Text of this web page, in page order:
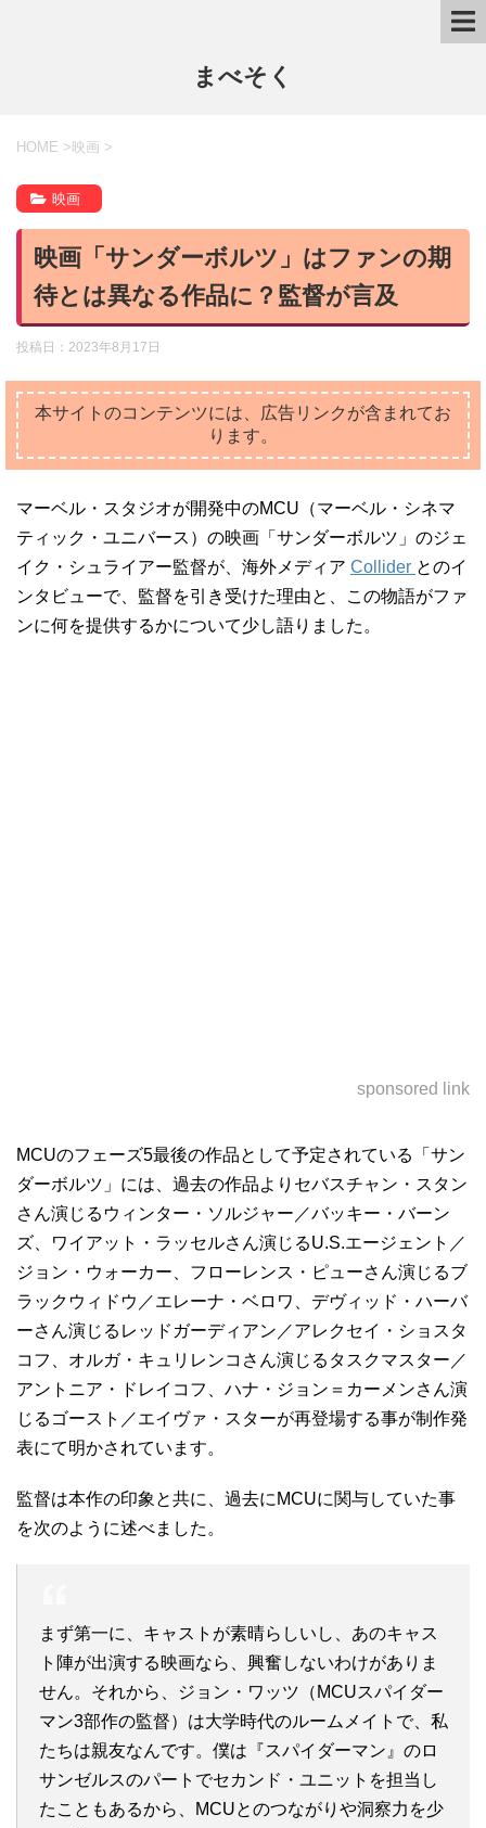
まべそく
HOME > 映画 >
映画
映画「サンダーボルツ」はファンの期
待とは異なる作品に？監督が言及
投稿日： 2023年8月17日
本サイトのコンテンツには、広告リンクが含まれてお
ります。
マーベル・スタジオが開発中のMCU（マーベル・シネマ
ティック・ユニバース）の映画「サンダーボルツ」のジェ
イク・シュライアー監督が、海外メディア Collider とのイ
ンタビューで、監督を引き受けた理由と、この物語がファ
ンに何を提供するかについて少し語りました。
sponsored link
MCUのフェーズ5最後の作品として予定されている「サン
ダーボルツ」には、過去の作品よりセバスチャン・スタン
さん演じるウィンター・ソルジャー／バッキー・バーン
ズ、ワイアット・ラッセルさん演じるU.S.エージェント／
ジョン・ウォーカー、フローレンス・ピューさん演じるブ
ラックウィドウ／エレーナ・ベロワ、デヴィッド・ハーバ
ーさん演じるレッドガーディアン／アレクセイ・ショスタ
コフ、オルガ・キュリレンコさん演じるタスクマスター／
アントニア・ドレイコフ、ハナ・ジョン＝カーメンさん演
じるゴースト／エイヴァ・スターが再登場する事が制作発
表にて明かされています。
監督は本作の印象と共に、過去にMCUに関与していた事
を次のように述べました。
まず第一に、キャストが素晴らしいし、あのキャス
ト陣が出演する映画なら、興奮しないわけがありま
せん。それから、ジョン・ワッツ（MCUスパイダー
マン3部作の監督）は大学時代のルームメイトで、私
たちは親友なんです。僕は『スパイダーマン』のロ
サンゼルスのパートでセカンド・ユニットを担当し
たこともあるから、MCUとのつながりや洞察力を少